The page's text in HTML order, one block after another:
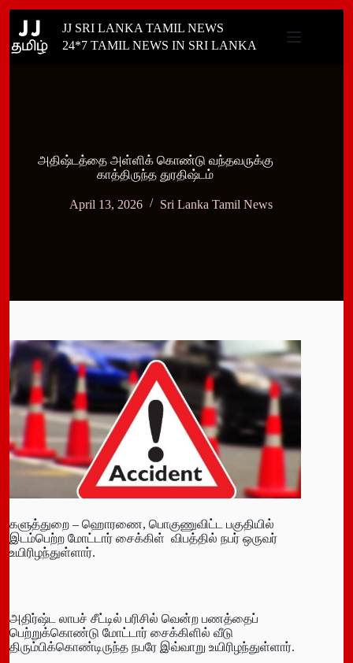
content
JJ SRI LANKA TAMIL NEWS
24*7 TAMIL NEWS IN SRI LANKA
அதிஷ்டத்தை அள்ளிக் கொண்டு வந்தவருக்கு
காத்திருந்த துரதிஷ்டம்
April 13, 2026 Sri Lanka Tamil News
களுத்துறை – ஹொரணை, பொகுணுவிட்ட பகுதியில்
இடம்பெற்ற மோட்டார் சைக்கிள் விபத்தில் நபர் ஒருவர்
உயிரிழந்துள்ளார்.
அதிர்ஷ்ட லாபச் சீட்டில் பரிசில் வென்ற பணத்தைப்
பெற்றுக்கொண்டு மோட்டார் சைக்கிளில் வீடு
திரும்பிக்கொண்டிருந்த நபரே இவ்வாறு உயிரிழந்துள்ளார்.